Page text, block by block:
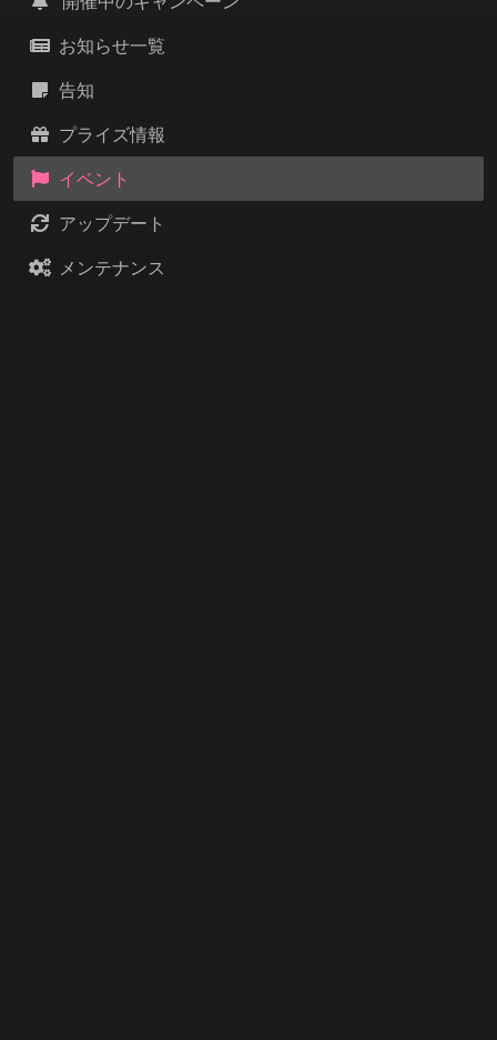
お知らせ一覧
告知
プライズ情報
イベント
アップデート
メンテナンス